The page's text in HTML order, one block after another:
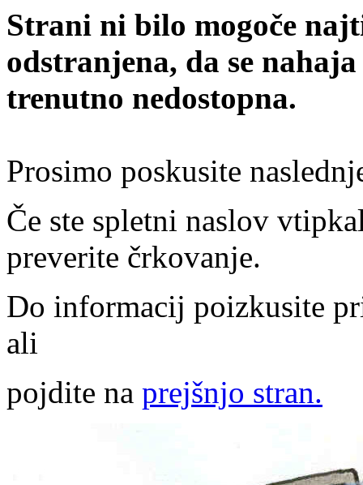
Strani ni bilo mogoče
odstranjena, da se
trenutno nedostopna.
Prosimo poskusite
Če ste spletni naslov
preverite črkovanje.
Do informacij poizkusite
ali
pojdite na prejšnjo stran.